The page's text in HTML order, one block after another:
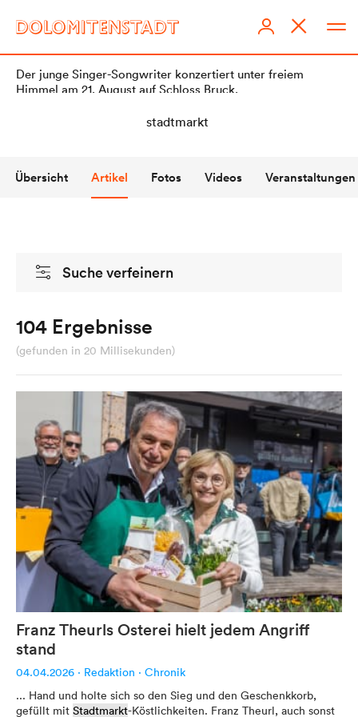
Übersicht Artikel Fotos Videos Veranstaltungen
Suche verfeinern
104 Ergebnisse
(gefunden in 20 Millisekunden)
Franz Theurls Osterei hielt jedem Angriff
stand
04.04.2026 · Redaktion · Chronik
... Hand und holte sich so den Sieg und den Geschenkkorb,
gefüllt mit Stadtmarkt-Köstlichkeiten. Franz Theurl, auch sonst
Der junge Singer-Songwriter konzertiert unter freiem
Himmel am 21. August auf Schloss Bruck.
DOLOMITENSTADT
Redaktionsstatut
KI-Richtlinien
Werbung
Anzeigenpreise
Reichweite / Statistik
Anfragen / Kontakt
Mein Dolomitenstadt.at
Anmelden
Registrieren
FAQ & Service